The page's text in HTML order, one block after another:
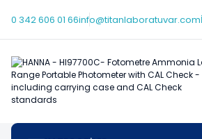
0 342 606 01 66info@titanlaboratuvar.com